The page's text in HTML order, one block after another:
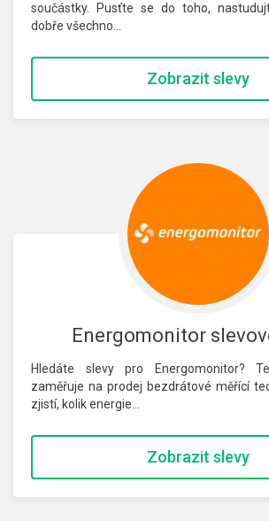
součástky. Pusťte se do toho,
dobře všechno…
Zobrazit slevy
Energomonitor
Hledáte slevy pro Energomonitor?
zaměřuje na prodej bezdrátové měřící
zjistí, kolik energie…
Zobrazit slevy